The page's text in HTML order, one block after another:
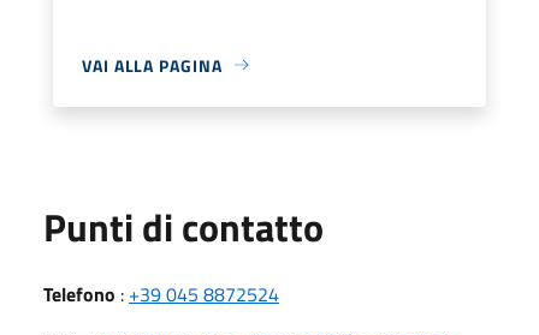
VAI ALLA PAGINA
Punti di contatto
Telefono : +39 045 8872524